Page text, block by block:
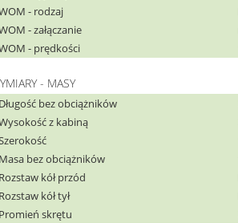
- rodzaj
- załączanie
- prędkości
- MASY
Długość bez obciążników
z kabiną
Masa bez obciążników
Rozstaw kół przód
Rozstaw kół tył
Promień skrętu